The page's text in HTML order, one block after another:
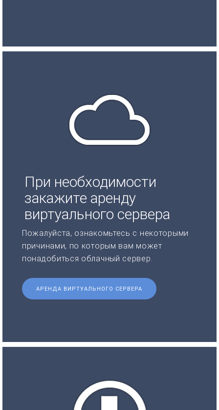
При необходимости
закажите аренду
виртуального сервера
Пожалуйста, ознакомьтесь с некоторыми
причинами, по которым вам может
понадобиться облачный сервер.
АРЕНДА ВИРТУАЛЬНОГО СЕРВЕРА